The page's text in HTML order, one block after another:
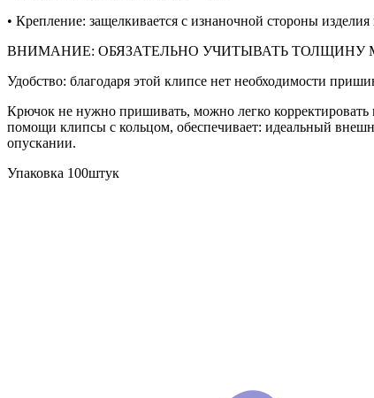
• Крепление: защелкивается с изнаночной стороны
ВНИМАНИЕ: ОБЯЗАТЕЛЬНО УЧИТЫВАТЬ ТОЛЩИНУ
Удобство: благодаря этой клипсе нет необходимости
Крючок не нужно пришивать, можно легко
помощи клипсы с кольцом, обеспечивает: идеальный
опускании.
Упаковка 100штук